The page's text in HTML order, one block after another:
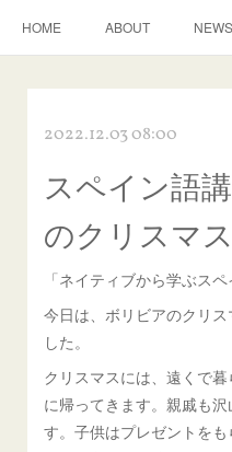
HOME ABOUT NEWS
2022.12.03 08:00
スペイン語
のクリスマス
「ネイティブから学ぶス
今日は、ボリビアのクリ
した。
クリスマスには、遠くで
に帰ってきます。親戚も
す。子供はプレゼントを